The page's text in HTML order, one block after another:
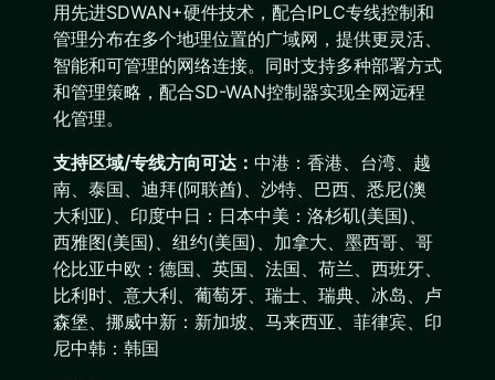
用先进SDWAN+硬件技术，配合IPLC专线控制和
管理分布在多个地理位置的广域网，提供更灵活、
智能和可管理的网络连接。同时支持多种部署方式
和管理策略，配合SD-WAN控制器实现全网远程
化管理。
支持区域/专线方向可达： 中港：香港、台湾、越
南、泰国、迪拜(阿联酋)、沙特、巴西、悉尼(澳
大利亚)、印度中日：日本中美：洛杉矶(美国)、
西雅图(美国)、纽约(美国)、加拿大、墨西哥、哥
伦比亚中欧：德国、英国、法国、荷兰、西班牙、
比利时、意大利、葡萄牙、瑞士、瑞典、冰岛、卢
森堡、挪威中新：新加坡、马来西亚、菲律宾、印
尼中韩：韩国